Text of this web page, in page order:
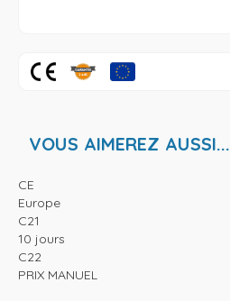
VOUS AIMEREZ AUSSI...
CE
Europe
C21
10 jours
C22
PRIX MANUEL